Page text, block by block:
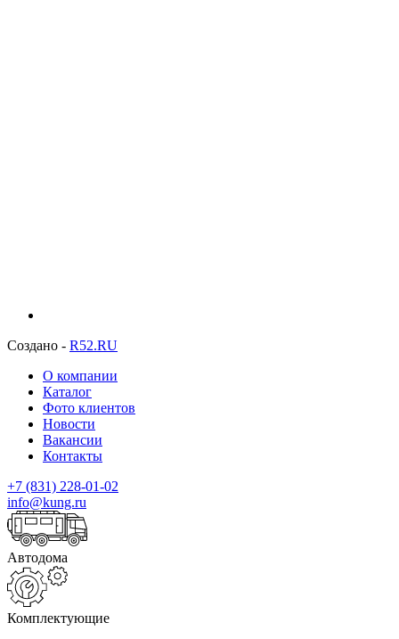
Создано - R52.RU
О компании
Каталог
Фото клиентов
Новости
Вакансии
Контакты
+7 (831) 228-01-02
info@kung.ru
Автодома
Комплектующие